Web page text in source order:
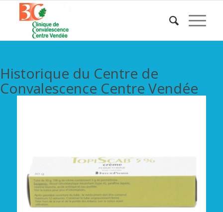
Historique du Centre de
Convalescence Centre Vendée